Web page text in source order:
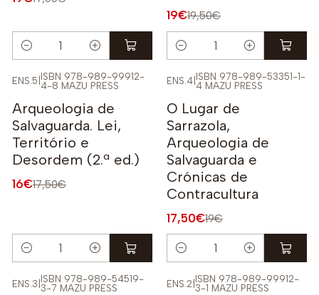
Quantidade
19€19,50€
Quantidade
ENS.5 ISBN 978-989-99912-
4-8 MAZU PRESS
Arqueologia de
Salvaguarda. Lei,
Território e
Desordem (2.ª ed.)
16€17,50€
Quantidade
ENS.4 ISBN 978-989-53351-1-
4 MAZU PRESS
O Lugar de
Sarrazola,
Arqueologia de
Salvaguarda e
Crónicas de
Contracultura
17,50€19€
Quantidade
ENS.3|ISBN 978-989-54519-
3-7 MAZU PRESS
ENS.2|ISBN 978-989-99912-
3-1 MAZU PRESS